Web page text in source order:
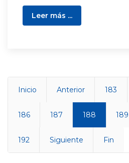
Leer más ...
Inicio Anterior 183
186 187 188 189
192 Siguiente Fin